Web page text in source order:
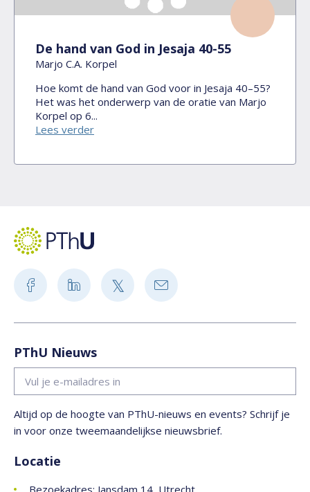
De hand van God in Jesaja 40-55
Marjo C.A. Korpel
Hoe komt de hand van God voor in Jesaja 40–55?
Het was het onderwerp van de oratie van Marjo
Korpel op 6...
Lees verder
PThU Nieuws
Altijd op de hoogte van PThU-nieuws en events? Schrijf je
in voor onze tweemaandelijkse nieuwsbrief.
Locatie